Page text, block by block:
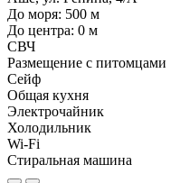
До моря: 500 м
До центра: 0 м
СВЧ
Размещение с питомцами
Сейф
Общая кухня
Электрочайник
Холодильник
Wi-Fi
Стиральная машина